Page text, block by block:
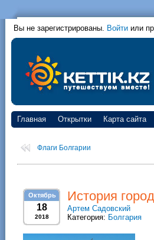
Вы не зарегистрированы. Войти или
Главная Открытки Карта сайта
Флаги Болгарии
Октябрь
18
2018
История
Артем Садовский
Категория: Болгария